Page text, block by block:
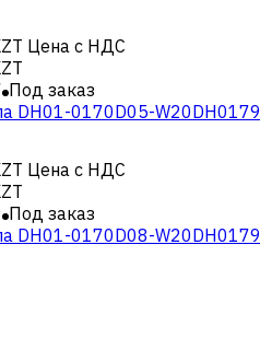
Цена с НДС
Под заказ
DH01-0170D05-W20DH0179
Цена с НДС
Под заказ
DH01-0170D08-W20DH0179